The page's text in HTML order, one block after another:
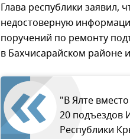
Глава республики заявил,
недостоверную
поручений по ремонту
в Бахчисарайском районе
"В Ялте
20 подъездов
Республики